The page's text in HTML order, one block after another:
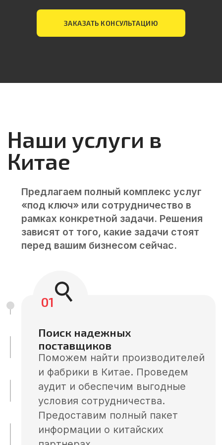
ЗАКАЗАТЬ КОНСУЛЬТАЦИЮ
Заключение контракта
Оформляем юридическое
сопровождения сделок.
Заключаем контракты от лица
китайской компании.
Контролируем условия оплаты.
Консультируем по вопросам
денежных переводов.
Подробнее
Подробнее
Подробнее